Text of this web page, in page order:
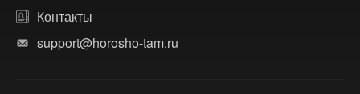
Контакты
support@horosho-tam.ru